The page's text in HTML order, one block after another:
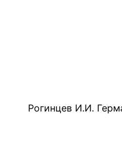
Рогинцев И.И.